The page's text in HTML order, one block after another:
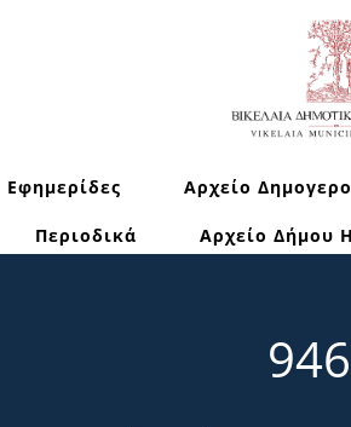
Εφημερίδες Αρχείο
Περιοδικά Αρχείο Δήμου